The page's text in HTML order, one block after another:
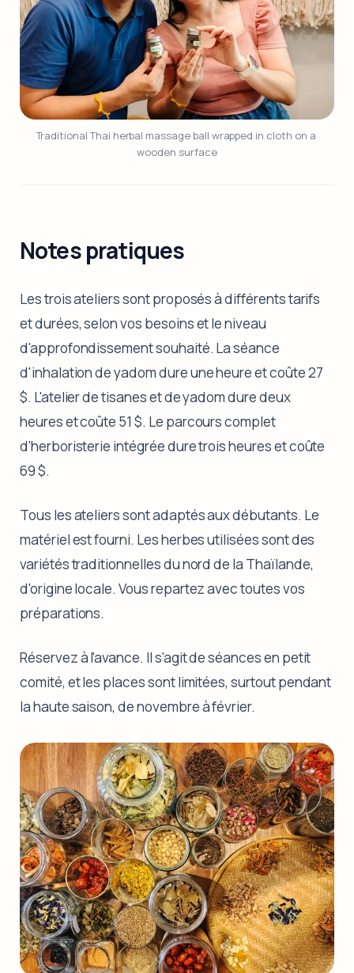
Traditional Thai herbal massage ball wrapped in cloth on a
wooden surface
Notes pratiques
Les trois ateliers sont proposés à différents tarifs
et durées, selon vos besoins et le niveau
d'approfondissement souhaité. La séance
d'inhalation de yadom dure une heure et coûte 27
$. L'atelier de tisanes et de yadom dure deux
heures et coûte 51 $. Le parcours complet
d'herboristerie intégrée dure trois heures et coûte
69 $.
Tous les ateliers sont adaptés aux débutants. Le
matériel est fourni. Les herbes utilisées sont des
variétés traditionnelles du nord de la Thaïlande,
d'origine locale. Vous repartez avec toutes vos
préparations.
Réservez à l'avance. Il s'agit de séances en petit
comité, et les places sont limitées, surtout pendant
la haute saison, de novembre à février.